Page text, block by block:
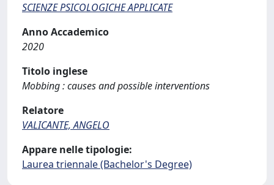
SCIENZE PSICOLOGICHE APPLICATE
Anno Accademico
2020
Titolo inglese
Mobbing : causes and possible interventions
Relatore
VALICANTE, ANGELO
Appare nelle tipologie:
Laurea triennale (Bachelor's Degree)